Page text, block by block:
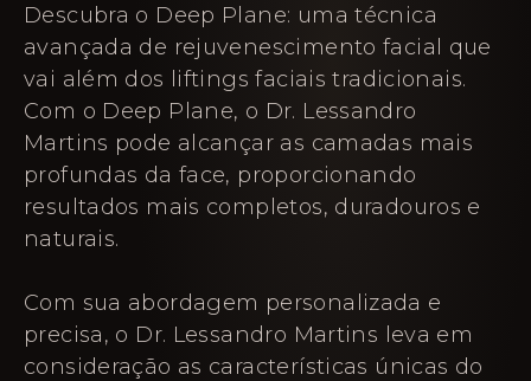
Descubra o Deep Plane: uma técnica
avançada de rejuvenescimento facial que
vai além dos liftings faciais tradicionais.
Com o Deep Plane, o Dr. Lessandro
Martins pode alcançar as camadas mais
profundas da face, proporcionando
resultados mais completos, duradouros e
naturais.
Com sua abordagem personalizada e
precisa, o Dr. Lessandro Martins leva em
consideração as características únicas do